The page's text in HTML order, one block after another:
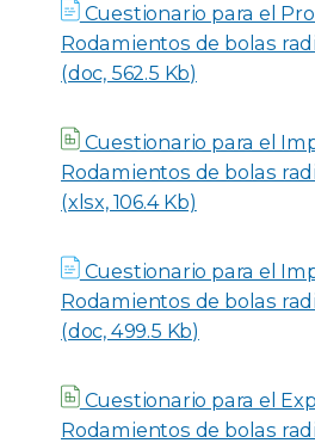
Cuestionario para el
Rodamientos de bolas
(doc, 562.5 Kb)
Cuestionario para el
Rodamientos de bolas
(xlsx, 106.4 Kb)
Cuestionario para el
Rodamientos de bolas
(doc, 499.5 Kb)
Cuestionario para el
Rodamientos de bolas